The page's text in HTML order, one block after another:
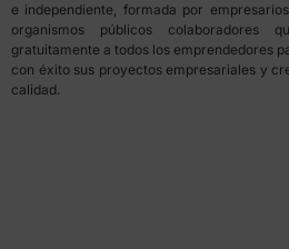
e independiente, formada por
organismos públicos colaboradores
gratuitamente a todos los emprendedores
con éxito sus proyectos empresariales y
calidad.